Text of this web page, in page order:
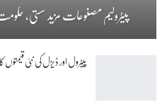
پیٹرولیم مصنوعات مزید سستی،
پیٹرول اور ڈیزل کی نئی قیمتوں